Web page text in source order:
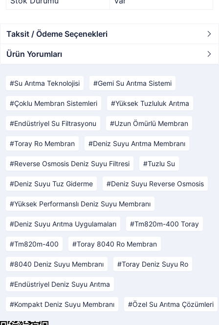
Taksit / Ödeme Seçenekleri
Ürün Yorumları
Su Arıtma Teknolojisi Gemi Su Arıtma Sistemi
Çoklu Membran Sistemleri Yüksek Tuzluluk Arıtma
Endüstriyel Su Filtrasyonu Uzun Ömürlü Membran
Toray Ro Membran Deniz Suyu Arıtma Membranı
Reverse Osmosis Deniz Suyu Filtresi Tuzlu Su
Deniz Suyu Tuz Giderme Deniz Suyu Reverse Osmosis
Yüksek Performanslı Deniz Suyu Membranı
Deniz Suyu Arıtma Uygulamaları Tm820m-400 Toray
Tm820m-400 Toray 8040 Ro Membran
8040 Deniz Suyu Membranı Toray Deniz Suyu Ro
Endüstriyel Deniz Suyu Arıtma
Kompakt Deniz Suyu Membranı Özel Su Arıtma Çözümleri